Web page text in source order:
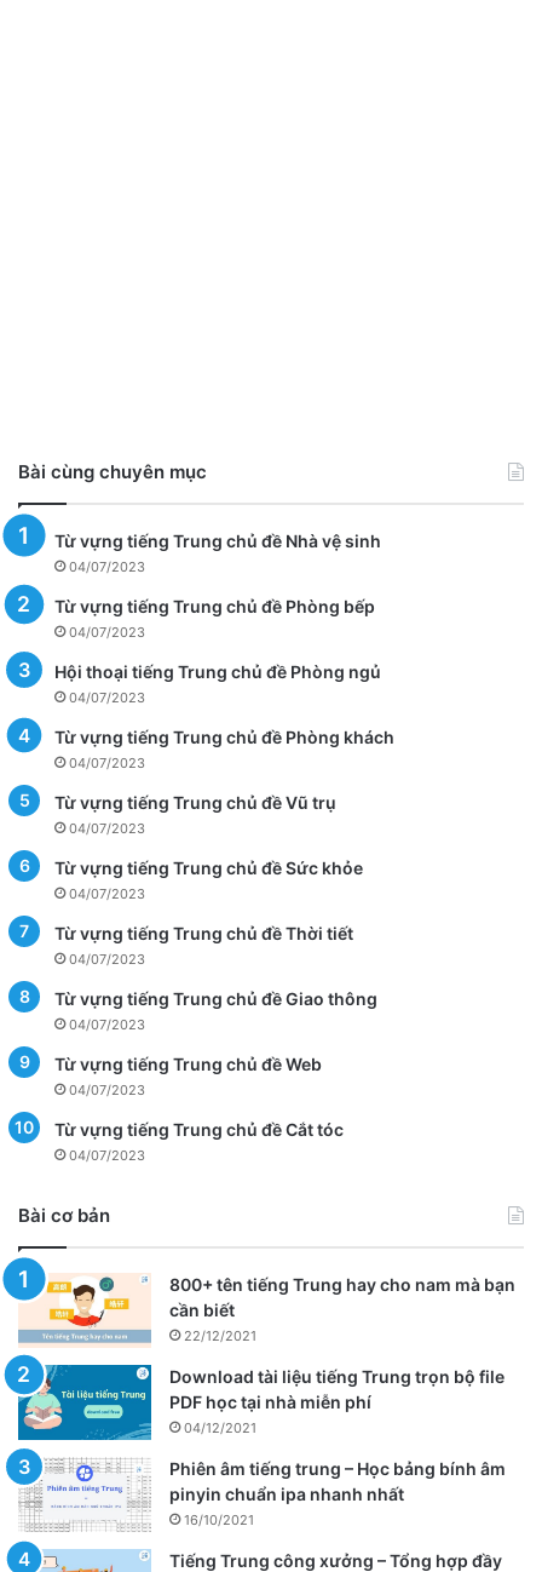
Bài cùng chuyên mục
Từ vựng tiếng Trung chủ đề Nhà vệ sinh
04/07/2023
Từ vựng tiếng Trung chủ đề Phòng bếp
04/07/2023
Hội thoại tiếng Trung chủ đề Phòng ngủ
04/07/2023
Từ vựng tiếng Trung chủ đề Phòng khách
04/07/2023
Từ vựng tiếng Trung chủ đề Vũ trụ
04/07/2023
Từ vựng tiếng Trung chủ đề Sức khỏe
04/07/2023
Từ vựng tiếng Trung chủ đề Thời tiết
04/07/2023
Từ vựng tiếng Trung chủ đề Giao thông
04/07/2023
Từ vựng tiếng Trung chủ đề Web
04/07/2023
Từ vựng tiếng Trung chủ đề Cắt tóc
04/07/2023
Bài cơ bản
800+ tên tiếng Trung hay cho nam mà bạn
cần biết
22/12/2021
Download tài liệu tiếng Trung trọn bộ file
PDF học tại nhà miễn phí
04/12/2021
Phiên âm tiếng trung – Học bảng bính âm
pinyin chuẩn ipa nhanh nhất
16/10/2021
Tiếng Trung công xưởng – Tổng hợp đầy